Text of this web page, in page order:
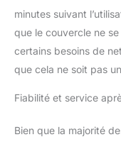
minutes suivant
que le couvercle ne
certains besoins de
que cela ne soit pas
Fiabilité et service
Bien que la majorité